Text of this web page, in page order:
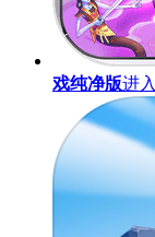
戏纯净版进入